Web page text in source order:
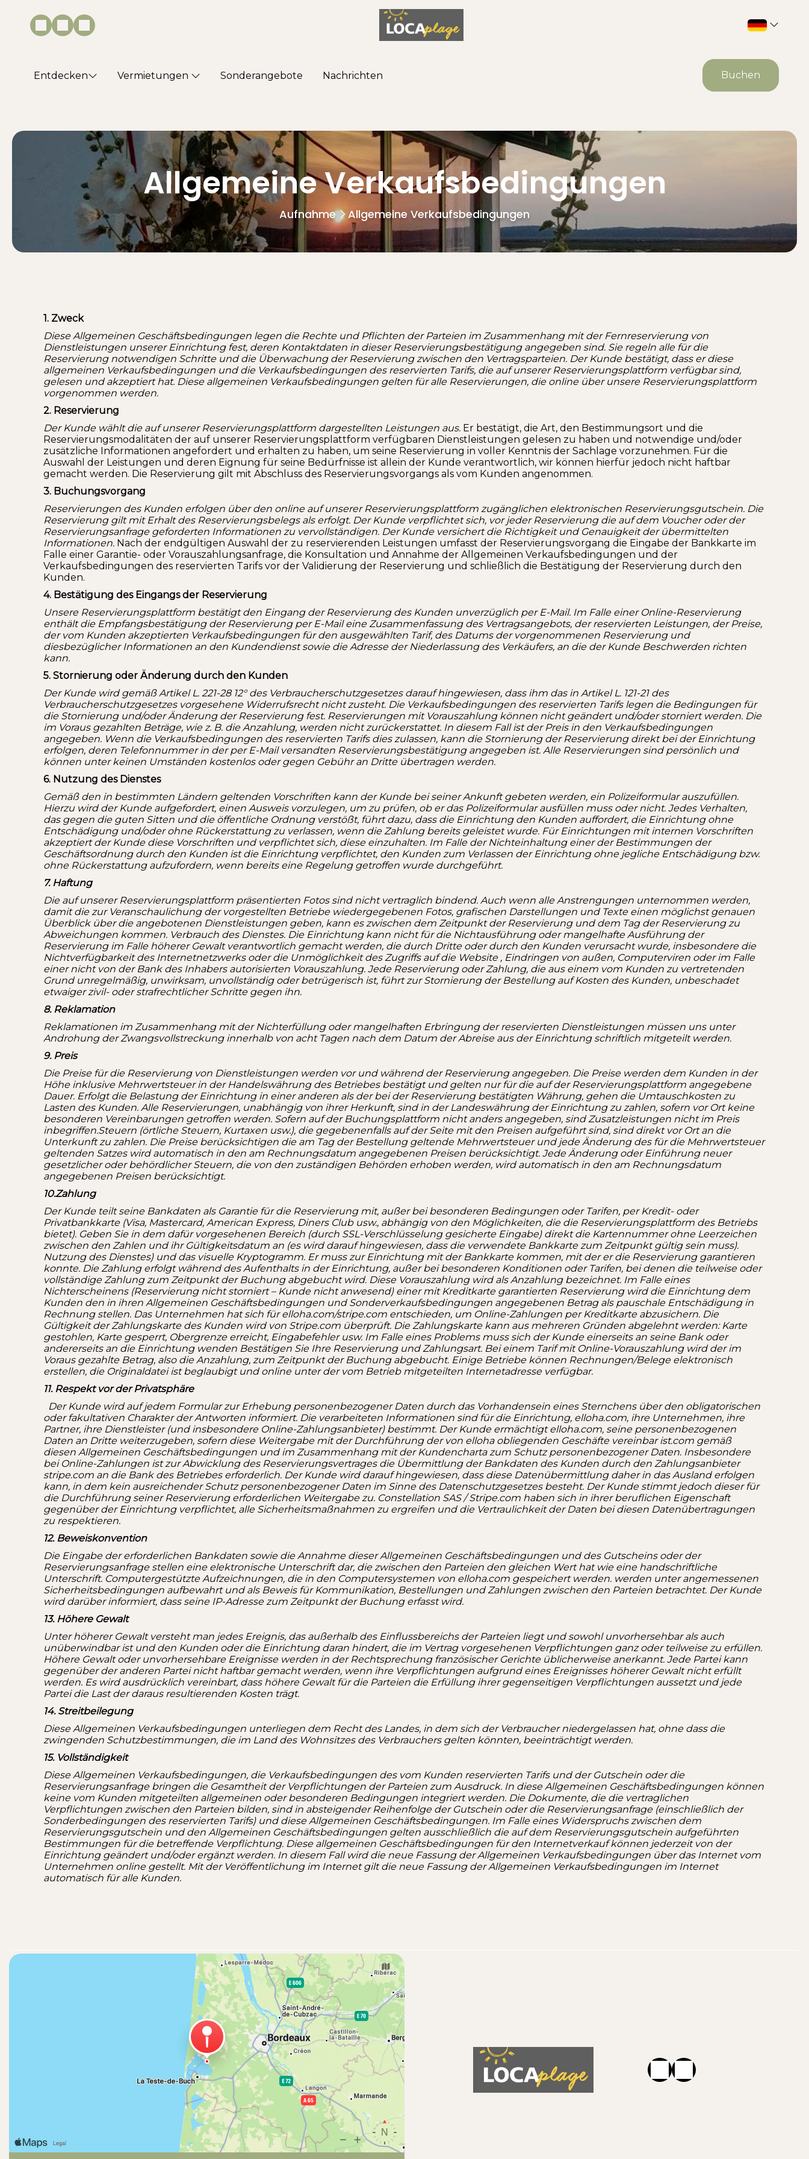
Entdecken Vermietungen Sonderangebote Nachrichten Buchen
Allgemeine Verkaufsbedingungen
Aufnahme Allgemeine Verkaufsbedingungen
1. Zweck
Diese Allgemeinen Geschäftsbedingungen legen die Rechte und Pflichten der Parteien im Zusammenhang mit der Fernreservierung von
Dienstleistungen unserer Einrichtung fest, deren Kontaktdaten in dieser Reservierungsbestätigung angegeben sind. Sie regeln alle für die
Reservierung notwendigen Schritte und die Überwachung der Reservierung zwischen den Vertragsparteien. Der Kunde bestätigt, dass er diese
allgemeinen Verkaufsbedingungen und die Verkaufsbedingungen des reservierten Tarifs, die auf unserer Reservierungsplattform verfügbar sind,
gelesen und akzeptiert hat. Diese allgemeinen Verkaufsbedingungen gelten für alle Reservierungen, die online über unsere Reservierungsplattform
vorgenommen werden.
2. Reservierung
Der Kunde wählt die auf unserer Reservierungsplattform dargestellten Leistungen aus. Er bestätigt, die Art, den Bestimmungsort und die
Reservierungsmodalitäten der auf unserer Reservierungsplattform verfügbaren Dienstleistungen gelesen zu haben und notwendige und/oder
zusätzliche Informationen angefordert und erhalten zu haben, um seine Reservierung in voller Kenntnis der Sachlage vorzunehmen. Für die
Auswahl der Leistungen und deren Eignung für seine Bedürfnisse ist allein der Kunde verantwortlich, wir können hierfür jedoch nicht haftbar
gemacht werden. Die Reservierung gilt mit Abschluss des Reservierungsvorgangs als vom Kunden angenommen.
3. Buchungsvorgang
Reservierungen des Kunden erfolgen über den online auf unserer Reservierungsplattform zugänglichen elektronischen Reservierungsgutschein. Die
Reservierung gilt mit Erhalt des Reservierungsbelegs als erfolgt. Der Kunde verpflichtet sich, vor jeder Reservierung die auf dem Voucher oder der
Reservierungsanfrage geforderten Informationen zu vervollständigen. Der Kunde versichert die Richtigkeit und Genauigkeit der übermittelten
Informationen. Nach der endgültigen Auswahl der zu reservierenden Leistungen umfasst der Reservierungsvorgang die Eingabe der Bankkarte im
Falle einer Garantie- oder Vorauszahlungsanfrage, die Konsultation und Annahme der Allgemeinen Verkaufsbedingungen und der
Verkaufsbedingungen des reservierten Tarifs vor der Validierung der Reservierung und schließlich die Bestätigung der Reservierung durch den
Kunden.
4. Bestätigung des Eingangs der Reservierung
Unsere Reservierungsplattform bestätigt den Eingang der Reservierung des Kunden unverzüglich per E-Mail. Im Falle einer Online-Reservierung
enthält die Empfangsbestätigung der Reservierung per E-Mail eine Zusammenfassung des Vertragsangebots, der reservierten Leistungen, der Preise,
der vom Kunden akzeptierten Verkaufsbedingungen für den ausgewählten Tarif, des Datums der vorgenommenen Reservierung und
diesbezüglicher Informationen an den Kundendienst sowie die Adresse der Niederlassung des Verkäufers, an die der Kunde Beschwerden richten
kann.
5. Stornierung oder Änderung durch den Kunden
Der Kunde wird gemäß Artikel L. 221-28 12° des Verbraucherschutzgesetzes darauf hingewiesen, dass ihm das in Artikel L. 121-21 des
Verbraucherschutzgesetzes vorgesehene Widerrufsrecht nicht zusteht. Die Verkaufsbedingungen des reservierten Tarifs legen die Bedingungen für
die Stornierung und/oder Änderung der Reservierung fest. Reservierungen mit Vorauszahlung können nicht geändert und/oder storniert werden. Die
im Voraus gezahlten Beträge, wie z. B. die Anzahlung, werden nicht zurückerstattet. In diesem Fall ist der Preis in den Verkaufsbedingungen
angegeben. Wenn die Verkaufsbedingungen des reservierten Tarifs dies zulassen, kann die Stornierung der Reservierung direkt bei der Einrichtung
erfolgen, deren Telefonnummer in der per E-Mail versandten Reservierungsbestätigung angegeben ist. Alle Reservierungen sind persönlich und
können unter keinen Umständen kostenlos oder gegen Gebühr an Dritte übertragen werden.
6. Nutzung des Dienstes
Gemäß den in bestimmten Ländern geltenden Vorschriften kann der Kunde bei seiner Ankunft gebeten werden, ein Polizeiformular auszufüllen.
Hierzu wird der Kunde aufgefordert, einen Ausweis vorzulegen, um zu prüfen, ob er das Polizeiformular ausfüllen muss oder nicht. Jedes Verhalten,
das gegen die guten Sitten und die öffentliche Ordnung verstößt, führt dazu, dass die Einrichtung den Kunden auffordert, die Einrichtung ohne
Entschädigung und/oder ohne Rückerstattung zu verlassen, wenn die Zahlung bereits geleistet wurde. Für Einrichtungen mit internen Vorschriften
akzeptiert der Kunde diese Vorschriften und verpflichtet sich, diese einzuhalten. Im Falle der Nichteinhaltung einer der Bestimmungen der
Geschäftsordnung durch den Kunden ist die Einrichtung verpflichtet, den Kunden zum Verlassen der Einrichtung ohne jegliche Entschädigung bzw.
ohne Rückerstattung aufzufordern, wenn bereits eine Regelung getroffen wurde durchgeführt.
7. Haftung
Die auf unserer Reservierungsplattform präsentierten Fotos sind nicht vertraglich bindend. Auch wenn alle Anstrengungen unternommen werden,
damit die zur Veranschaulichung der vorgestellten Betriebe wiedergegebenen Fotos, grafischen Darstellungen und Texte einen möglichst genauen
Überblick über die angebotenen Dienstleistungen geben, kann es zwischen dem Zeitpunkt der Reservierung und dem Tag der Reservierung zu
Abweichungen kommen. Verbrauch des Dienstes. Die Einrichtung kann nicht für die Nichtausführung oder mangelhafte Ausführung der
Reservierung im Falle höherer Gewalt verantwortlich gemacht werden, die durch Dritte oder durch den Kunden verursacht wurde, insbesondere die
Nichtverfügbarkeit des Internetnetzwerks oder die Unmöglichkeit des Zugriffs auf die Website , Eindringen von außen, Computerviren oder im Falle
einer nicht von der Bank des Inhabers autorisierten Vorauszahlung. Jede Reservierung oder Zahlung, die aus einem vom Kunden zu vertretenden
Grund unregelmäßig, unwirksam, unvollständig oder betrügerisch ist, führt zur Stornierung der Bestellung auf Kosten des Kunden, unbeschadet
etwaiger zivil- oder strafrechtlicher Schritte gegen ihn.
8. Reklamation
Reklamationen im Zusammenhang mit der Nichterfüllung oder mangelhaften Erbringung der reservierten Dienstleistungen müssen uns unter
Androhung der Zwangsvollstreckung innerhalb von acht Tagen nach dem Datum der Abreise aus der Einrichtung schriftlich mitgeteilt werden.
9. Preis
Die Preise für die Reservierung von Dienstleistungen werden vor und während der Reservierung angegeben. Die Preise werden dem Kunden in der
Höhe inklusive Mehrwertsteuer in der Handelswährung des Betriebes bestätigt und gelten nur für die auf der Reservierungsplattform angegebene
Dauer. Erfolgt die Belastung der Einrichtung in einer anderen als der bei der Reservierung bestätigten Währung, gehen die Umtauschkosten zu
Lasten des Kunden. Alle Reservierungen, unabhängig von ihrer Herkunft, sind in der Landeswährung der Einrichtung zu zahlen, sofern vor Ort keine
besonderen Vereinbarungen getroffen werden. Sofern auf der Buchungsplattform nicht anders angegeben, sind Zusatzleistungen nicht im Preis
inbegriffen.Steuern (örtliche Steuern, Kurtaxen usw.), die gegebenenfalls auf der Seite mit den Preisen aufgeführt sind, sind direkt vor Ort an die
Unterkunft zu zahlen. Die Preise berücksichtigen die am Tag der Bestellung geltende Mehrwertsteuer und jede Änderung des für die Mehrwertsteuer
geltenden Satzes wird automatisch in den am Rechnungsdatum angegebenen Preisen berücksichtigt. Jede Änderung oder Einführung neuer
gesetzlicher oder behördlicher Steuern, die von den zuständigen Behörden erhoben werden, wird automatisch in den am Rechnungsdatum
angegebenen Preisen berücksichtigt.
10.Zahlung
Der Kunde teilt seine Bankdaten als Garantie für die Reservierung mit, außer bei besonderen Bedingungen oder Tarifen, per Kredit- oder
Privatbankkarte (Visa, Mastercard, American Express, Diners Club usw., abhängig von den Möglichkeiten, die die Reservierungsplattform des Betriebs
bietet). Geben Sie in dem dafür vorgesehenen Bereich (durch SSL-Verschlüsselung gesicherte Eingabe) direkt die Kartennummer ohne Leerzeichen
zwischen den Zahlen und ihr Gültigkeitsdatum an (es wird darauf hingewiesen, dass die verwendete Bankkarte zum Zeitpunkt gültig sein muss).
Nutzung des Dienstes) und das visuelle Kryptogramm. Er muss zur Einrichtung mit der Bankkarte kommen, mit der er die Reservierung garantieren
konnte. Die Zahlung erfolgt während des Aufenthalts in der Einrichtung, außer bei besonderen Konditionen oder Tarifen, bei denen die teilweise oder
vollständige Zahlung zum Zeitpunkt der Buchung abgebucht wird. Diese Vorauszahlung wird als Anzahlung bezeichnet. Im Falle eines
Nichterscheinens (Reservierung nicht storniert – Kunde nicht anwesend) einer mit Kreditkarte garantierten Reservierung wird die Einrichtung dem
Kunden den in ihren Allgemeinen Geschäftsbedingungen und Sonderverkaufsbedingungen angegebenen Betrag als pauschale Entschädigung in
Rechnung stellen. Das Unternehmen hat sich für elloha.com/stripe.com entschieden, um Online-Zahlungen per Kreditkarte abzusichern. Die
Gültigkeit der Zahlungskarte des Kunden wird von Stripe.com überprüft. Die Zahlungskarte kann aus mehreren Gründen abgelehnt werden: Karte
gestohlen, Karte gesperrt, Obergrenze erreicht, Eingabefehler usw. Im Falle eines Problems muss sich der Kunde einerseits an seine Bank oder
andererseits an die Einrichtung wenden Bestätigen Sie Ihre Reservierung und Zahlungsart. Bei einem Tarif mit Online-Vorauszahlung wird der im
Voraus gezahlte Betrag, also die Anzahlung, zum Zeitpunkt der Buchung abgebucht. Einige Betriebe können Rechnungen/Belege elektronisch
erstellen, die Originaldatei ist beglaubigt und online unter der vom Betrieb mitgeteilten Internetadresse verfügbar.
11. Respekt vor der Privatsphäre
Der Kunde wird auf jedem Formular zur Erhebung personenbezogener Daten durch das Vorhandensein eines Sternchens über den obligatorischen
oder fakultativen Charakter der Antworten informiert. Die verarbeiteten Informationen sind für die Einrichtung, elloha.com, ihre Unternehmen, ihre
Partner, ihre Dienstleister (und insbesondere Online-Zahlungsanbieter) bestimmt. Der Kunde ermächtigt elloha.com, seine personenbezogenen
Daten an Dritte weiterzugeben, sofern diese Weitergabe mit der Durchführung der von elloha obliegenden Geschäfte vereinbar ist.com gemäß
diesen Allgemeinen Geschäftsbedingungen und im Zusammenhang mit der Kundencharta zum Schutz personenbezogener Daten. Insbesondere
bei Online-Zahlungen ist zur Abwicklung des Reservierungsvertrages die Übermittlung der Bankdaten des Kunden durch den Zahlungsanbieter
stripe.com an die Bank des Betriebes erforderlich. Der Kunde wird darauf hingewiesen, dass diese Datenübermittlung daher in das Ausland erfolgen
kann, in dem kein ausreichender Schutz personenbezogener Daten im Sinne des Datenschutzgesetzes besteht. Der Kunde stimmt jedoch dieser für
die Durchführung seiner Reservierung erforderlichen Weitergabe zu. Constellation SAS / Stripe.com haben sich in ihrer beruflichen Eigenschaft
gegenüber der Einrichtung verpflichtet, alle Sicherheitsmaßnahmen zu ergreifen und die Vertraulichkeit der Daten bei diesen Datenübertragungen
zu respektieren.
12. Beweiskonvention
Die Eingabe der erforderlichen Bankdaten sowie die Annahme dieser Allgemeinen Geschäftsbedingungen und des Gutscheins oder der
Reservierungsanfrage stellen eine elektronische Unterschrift dar, die zwischen den Parteien den gleichen Wert hat wie eine handschriftliche
Unterschrift. Computergestützte Aufzeichnungen, die in den Computersystemen von elloha.com gespeichert werden. werden unter angemessenen
Sicherheitsbedingungen aufbewahrt und als Beweis für Kommunikation, Bestellungen und Zahlungen zwischen den Parteien betrachtet. Der Kunde
wird darüber informiert, dass seine IP-Adresse zum Zeitpunkt der Buchung erfasst wird.
13. Höhere Gewalt
Unter höherer Gewalt versteht man jedes Ereignis, das außerhalb des Einflussbereichs der Parteien liegt und sowohl unvorhersehbar als auch
unüberwindbar ist und den Kunden oder die Einrichtung daran hindert, die im Vertrag vorgesehenen Verpflichtungen ganz oder teilweise zu erfüllen.
Höhere Gewalt oder unvorhersehbare Ereignisse werden in der Rechtsprechung französischer Gerichte üblicherweise anerkannt. Jede Partei kann
gegenüber der anderen Partei nicht haftbar gemacht werden, wenn ihre Verpflichtungen aufgrund eines Ereignisses höherer Gewalt nicht erfüllt
werden. Es wird ausdrücklich vereinbart, dass höhere Gewalt für die Parteien die Erfüllung ihrer gegenseitigen Verpflichtungen aussetzt und jede
Partei die Last der daraus resultierenden Kosten trägt.
14. Streitbeilegung
Diese Allgemeinen Verkaufsbedingungen unterliegen dem Recht des Landes, in dem sich der Verbraucher niedergelassen hat, ohne dass die
zwingenden Schutzbestimmungen, die im Land des Wohnsitzes des Verbrauchers gelten könnten, beeinträchtigt werden.
15. Vollständigkeit
Diese Allgemeinen Verkaufsbedingungen, die Verkaufsbedingungen des vom Kunden reservierten Tarifs und der Gutschein oder die
Reservierungsanfrage bringen die Gesamtheit der Verpflichtungen der Parteien zum Ausdruck. In diese Allgemeinen Geschäftsbedingungen können
keine vom Kunden mitgeteilten allgemeinen oder besonderen Bedingungen integriert werden. Die Dokumente, die die vertraglichen
Verpflichtungen zwischen den Parteien bilden, sind in absteigender Reihenfolge der Gutschein oder die Reservierungsanfrage (einschließlich der
Sonderbedingungen des reservierten Tarifs) und diese Allgemeinen Geschäftsbedingungen. Im Falle eines Widerspruchs zwischen dem
Reservierungsgutschein und den Allgemeinen Geschäftsbedingungen gelten ausschließlich die auf dem Reservierungsgutschein aufgeführten
Bestimmungen für die betreffende Verpflichtung. Diese allgemeinen Geschäftsbedingungen für den Internetverkauf können jederzeit von der
Einrichtung geändert und/oder ergänzt werden. In diesem Fall wird die neue Fassung der Allgemeinen Verkaufsbedingungen über das Internet vom
Unternehmen online gestellt. Mit der Veröffentlichung im Internet gilt die neue Fassung der Allgemeinen Verkaufsbedingungen im Internet
automatisch für alle Kunden.